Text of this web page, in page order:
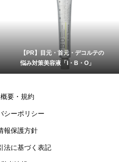
【PR】目元・首元・デコルテの
悩み対策美容液「I・B・O」
要・規約
シーポリシー
報保護方針
法に基づく表記